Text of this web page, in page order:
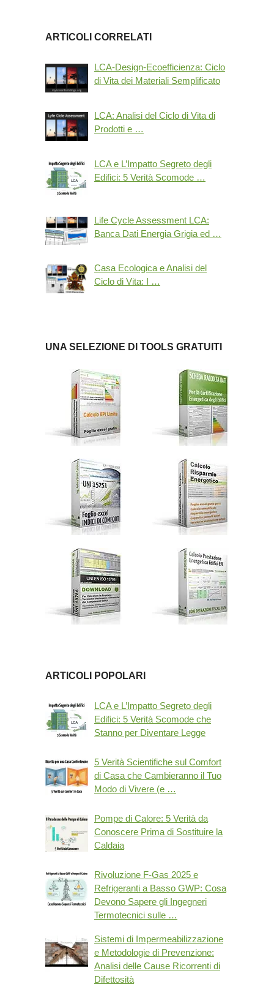
ARTICOLI CORRELATI
LCA-Design-Ecoefficienza: Ciclo
di Vita dei Materiali Semplificato
LCA: Analisi del Ciclo di Vita di
Prodotti e …
LCA e L’Impatto Segreto degli
Edifici: 5 Verità Scomode …
Life Cycle Assessment LCA:
Banca Dati Energia Grigia ed …
Casa Ecologica e Analisi del
Ciclo di Vita: I …
UNA SELEZIONE DI TOOLS GRATUITI
ARTICOLI POPOLARI
LCA e L’Impatto Segreto degli
Edifici: 5 Verità Scomode che
Stanno per Diventare Legge
5 Verità Scientifiche sul Comfort
di Casa che Cambieranno il Tuo
Modo di Vivere (e …
Pompe di Calore: 5 Verità da
Conoscere Prima di Sostituire la
Caldaia
Rivoluzione F-Gas 2025 e
Refrigeranti a Basso GWP: Cosa
Devono Sapere gli Ingegneri
Termotecnici sulle …
Sistemi di Impermeabilizzazione
e Metodologie di Prevenzione:
Analisi delle Cause Ricorrenti di
Difettosità